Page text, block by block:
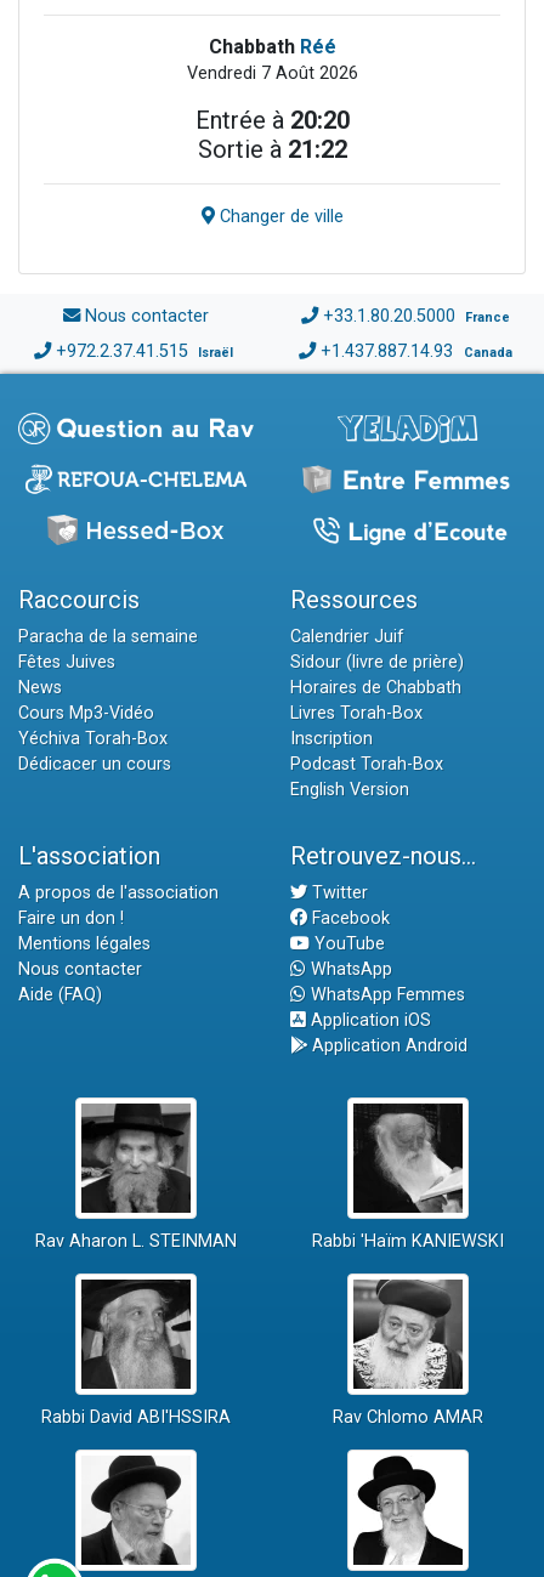
Chabbath Réé
Vendredi 7 Août 2026
Entrée à 20:20
Sortie à 21:22
Changer de ville
Nous contacter +33.1.80.20.5000 France
+972.2.37.41.515 Israël +1.437.887.14.93 Canada
Raccourcis
Paracha de la semaine
Fêtes Juives
News
Cours Mp3-Vidéo
Yéchiva Torah-Box
Dédicacer un cours
Ressources
Calendrier Juif
Sidour (livre de prière)
Horaires de Chabbath
Livres Torah-Box
Inscription
Podcast Torah-Box
English Version
L'association
A propos de l'association
Faire un don !
Mentions légales
Nous contacter
Aide (FAQ)
Retrouvez-nous...
Twitter
Facebook
YouTube
WhatsApp
WhatsApp Femmes
Application iOS
Application Android
Rav Aharon L. STEINMAN Rabbi 'Haïm KANIEWSKI
Rabbi David ABI'HSSIRA Rav Chlomo AMAR